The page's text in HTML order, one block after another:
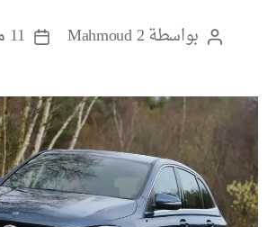
كاتببواسطةMahmoud 2
تاريخ
11 مارس، 2023